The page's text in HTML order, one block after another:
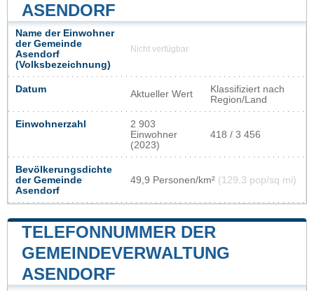
ASENDORF
Name der Einwohner
der Gemeinde
Asendorf
(Volksbezeichnung)
Nicht verfügbar
Datum Aktueller Wert
Klassifiziert nach
Region/Land
Einwohnerzahl
2 903
Einwohner
(2023)
418 / 3 456
Bevölkerungsdichte
der Gemeinde
Asendorf
49,9 Personen/km² (129,3 pop/sq mi)
TELEFONNUMMER DER
GEMEINDEVERWALTUNG
ASENDORF